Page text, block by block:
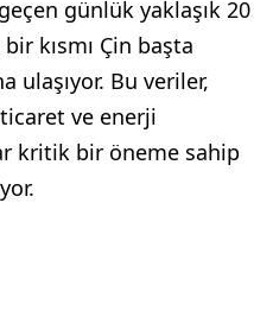
günlük yaklaşık 20
kısmı Çin başta
ulaşıyor. Bu veriler,
ve enerji
kritik bir öneme sahip